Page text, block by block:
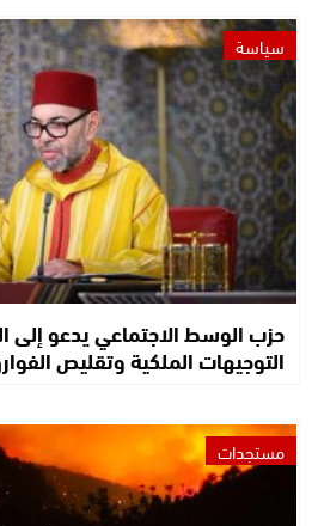
سياسة
حزب الوسط الاجتماعي يدعو إلى
التوجيهات الملكية وتقليص
مستجدات